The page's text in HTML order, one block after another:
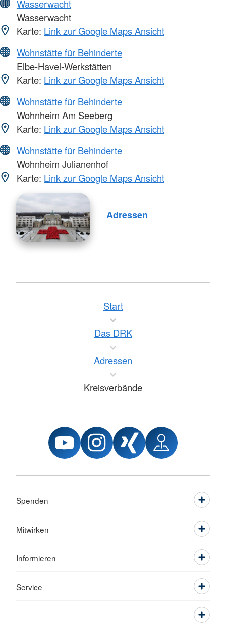
Wasserwacht
Wasserwacht
Karte: Link zur Google Maps Ansicht
Wohnstätte für Behinderte
Elbe-Havel-Werkstätten
Karte: Link zur Google Maps Ansicht
Wohnstätte für Behinderte
Wohnheim Am Seeberg
Karte: Link zur Google Maps Ansicht
Wohnstätte für Behinderte
Wohnheim Julianenhof
Karte: Link zur Google Maps Ansicht
Adressen
Start
Das DRK
Adressen
Kreisverbände
Spenden
Mitwirken
Informieren
Service